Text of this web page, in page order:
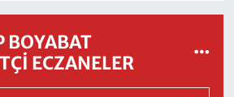
BOYABAT
ECZANELER